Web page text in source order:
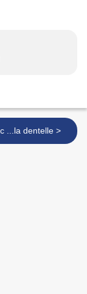
Chadrac ...la dentelle >